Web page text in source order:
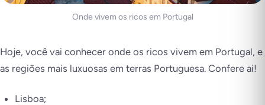
Onde vivem os ricos em Portugal
Hoje, você vai conhecer onde os ricos vivem em Portugal, e
as regiões mais luxuosas em terras Portuguesa. Confere ai!
Lisboa;